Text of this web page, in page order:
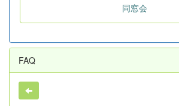
同窓会
FAQ